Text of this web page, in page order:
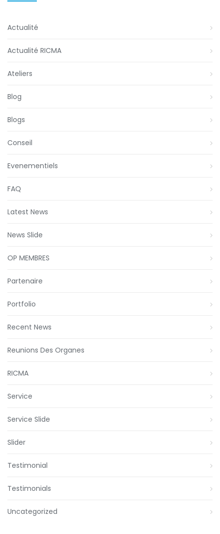
Actualité
Actualité RICMA
Ateliers
Blog
Blogs
Conseil
Evenementiels
FAQ
Latest News
News Slide
OP MEMBRES
Partenaire
Portfolio
Recent News
Reunions Des Organes
RICMA
Service
Service Slide
Slider
Testimonial
Testimonials
Uncategorized